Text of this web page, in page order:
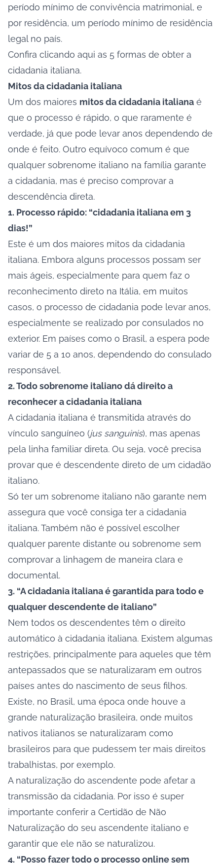
período mínimo de convivência matrimonial, e
por residência, um período mínimo de residência
legal no país.
Confira clicando aqui as 5 formas de obter a
cidadania italiana.
Mitos da cidadania italiana
Um dos maiores mitos da cidadania italiana é
que o processo é rápido, o que raramente é
verdade, já que pode levar anos dependendo de
onde é feito. Outro equívoco comum é que
qualquer sobrenome italiano na família garante
a cidadania, mas é preciso comprovar a
descendência direta.
1. Processo rápido: “cidadania italiana em 3
dias!”
Este é um dos maiores mitos da cidadania
italiana. Embora alguns processos possam ser
mais ágeis, especialmente para quem faz o
reconhecimento direto na Itália, em muitos
casos, o processo de cidadania pode levar anos,
especialmente se realizado por consulados no
exterior. Em países como o Brasil, a espera pode
variar de 5 a 10 anos, dependendo do consulado
responsável.
2. Todo sobrenome italiano dá direito a
reconhecer a cidadania italiana
A cidadania italiana é transmitida através do
vínculo sanguíneo (jus sanguinis), mas apenas
pela linha familiar direta. Ou seja, você precisa
provar que é descendente direto de um cidadão
italiano.
Só ter um sobrenome italiano não garante nem
assegura que você consiga ter a cidadania
italiana. Também não é possível escolher
qualquer parente distante ou sobrenome sem
comprovar a linhagem de maneira clara e
documental.
3. “A cidadania italiana é garantida para todo e
qualquer descendente de italiano”
Nem todos os descendentes têm o direito
automático à cidadania italiana. Existem algumas
restrições, principalmente para aqueles que têm
antepassados que se naturalizaram em outros
países antes do nascimento de seus filhos.
Existe, no Brasil, uma época onde houve a
grande naturalização brasileira, onde muitos
nativos italianos se naturalizaram como
brasileiros para que pudessem ter mais direitos
trabalhistas, por exemplo.
A naturalização do ascendente pode afetar a
transmissão da cidadania. Por isso é super
importante conferir a Certidão de Não
Naturalização do seu ascendente italiano e
garantir que ele não se naturalizou.
4. “Posso fazer todo o processo online sem